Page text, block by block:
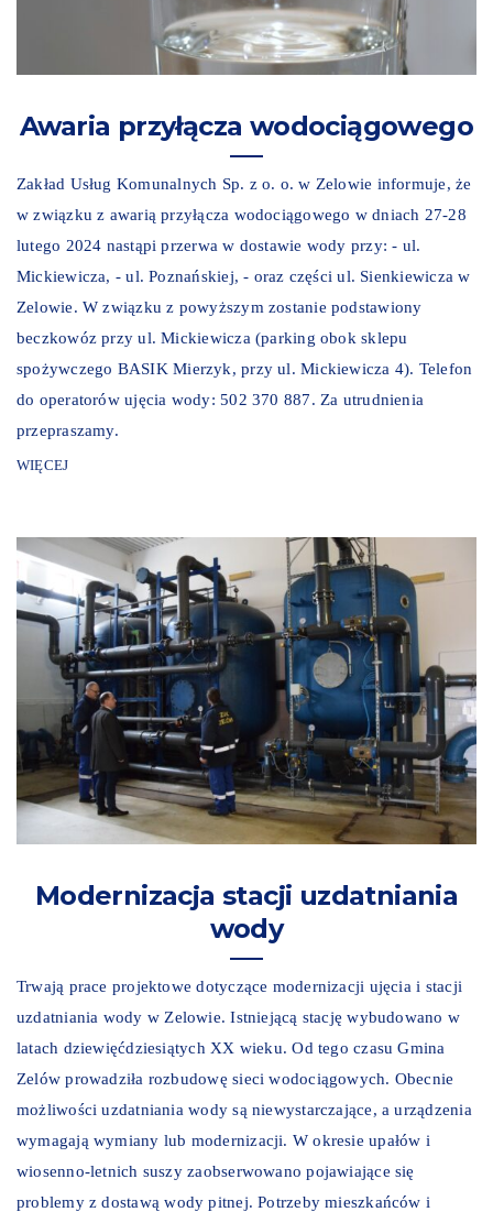
Awaria przyłącza wodociągowego
Zakład Usług Komunalnych Sp. z o. o. w Zelowie informuje, że
w związku z awarią przyłącza wodociągowego w dniach 27-28
lutego 2024 nastąpi przerwa w dostawie wody przy: - ul.
Mickiewicza, - ul. Poznańskiej, - oraz części ul. Sienkiewicza w
Zelowie. W związku z powyższym zostanie podstawiony
beczkowóz przy ul. Mickiewicza (parking obok sklepu
spożywczego BASIK Mierzyk, przy ul. Mickiewicza 4). Telefon
do operatorów ujęcia wody: 502 370 887. Za utrudnienia
przepraszamy.
WIĘCEJ
Modernizacja stacji uzdatniania
wody
Trwają prace projektowe dotyczące modernizacji ujęcia i stacji
uzdatniania wody w Zelowie. Istniejącą stację wybudowano w
latach dziewięćdziesiątych XX wieku. Od tego czasu Gmina
Zelów prowadziła rozbudowę sieci wodociągowych. Obecnie
możliwości uzdatniania wody są niewystarczające, a urządzenia
wymagają wymiany lub modernizacji. W okresie upałów i
wiosenno-letnich suszy zaobserwowano pojawiające się
problemy z dostawą wody pitnej. Potrzeby mieszkańców i